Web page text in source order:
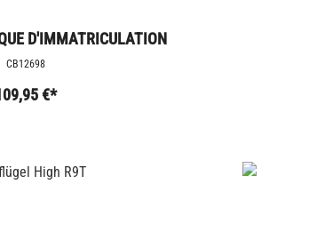
D'IMMATRICULATION
- R12 NINET
CB12698
€*